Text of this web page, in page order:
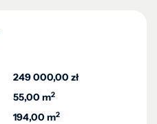
249 000,00 zł
55,00 m2
194,00 m2